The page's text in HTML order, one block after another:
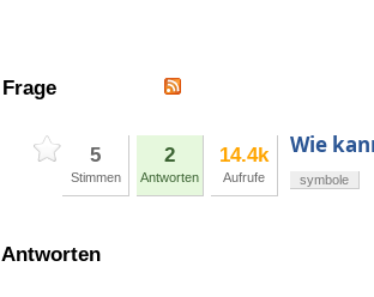
Frage
5
Stimmen
2
Antworten
14.4k
Aufrufe
Wie
symbole
Antworten